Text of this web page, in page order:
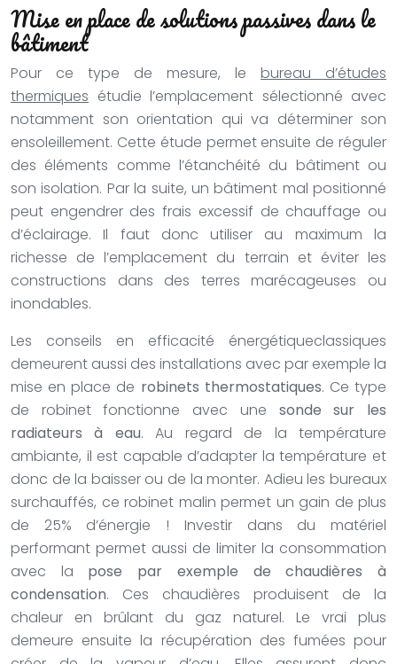
Mise en place de solutions passives dans le
bâtiment
Pour ce type de mesure, le bureau d’études
thermiques étudie l’emplacement sélectionné avec
notamment son orientation qui va déterminer son
ensoleillement. Cette étude permet ensuite de réguler
des éléments comme l’étanchéité du bâtiment ou
son isolation. Par la suite, un bâtiment mal positionné
peut engendrer des frais excessif de chauffage ou
d’éclairage. Il faut donc utiliser au maximum la
richesse de l’emplacement du terrain et éviter les
constructions dans des terres marécageuses ou
inondables.
Les conseils en efficacité énergétiqueclassiques
demeurent aussi des installations avec par exemple la
mise en place de robinets thermostatiques. Ce type
de robinet fonctionne avec une sonde sur les
radiateurs à eau. Au regard de la température
ambiante, il est capable d’adapter la température et
donc de la baisser ou de la monter. Adieu les bureaux
surchauffés, ce robinet malin permet un gain de plus
de 25% d’énergie ! Investir dans du matériel
performant permet aussi de limiter la consommation
avec la pose par exemple de chaudières à
condensation. Ces chaudières produisent de la
chaleur en brûlant du gaz naturel. Le vrai plus
demeure ensuite la récupération des fumées pour